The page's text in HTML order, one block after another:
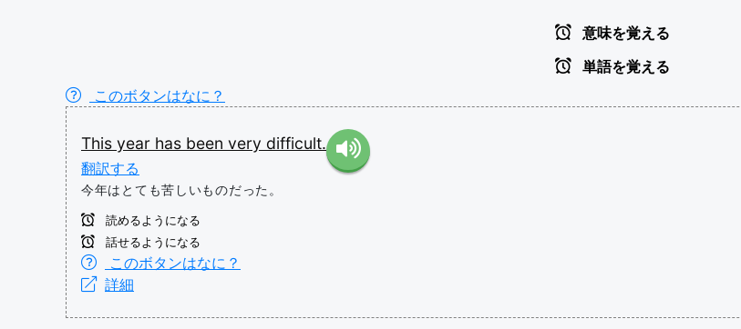
意味を覚える
単語を覚える
このボタンはなに？
This year has been very difficult.
翻訳する
今年はとても苦しいものだった。
読めるようになる
話せるようになる
このボタンはなに？
詳細